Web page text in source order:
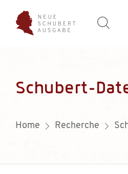
Schubert-
Home Recherche